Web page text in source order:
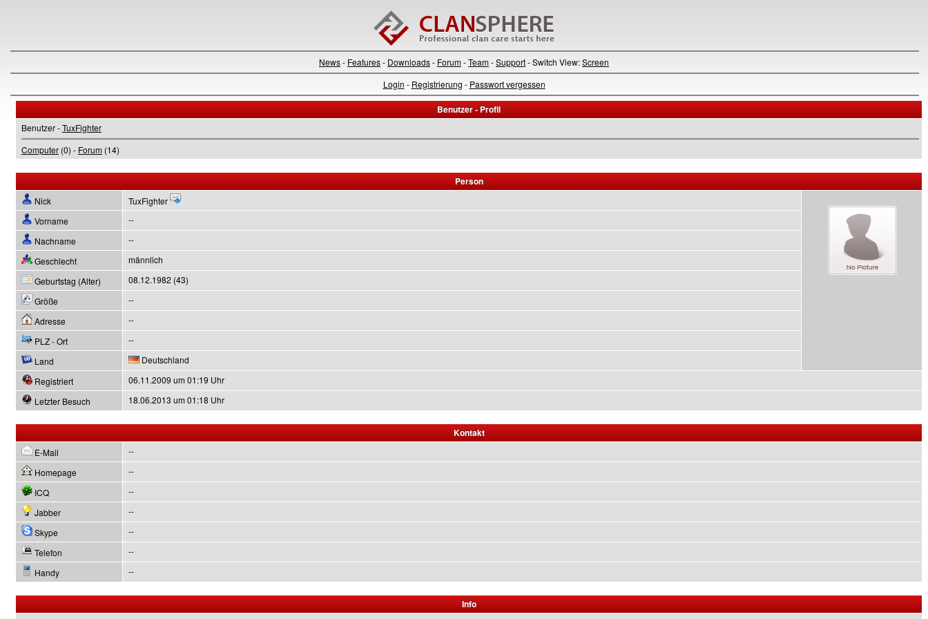
News- Features- Downloads- Forum-Team-Support- Switch View:Screen
Login - Registrierung - Passwort vergessen
Benutzer - Profil
Benutzer -TuxFighter
Computer (0) - Forum (14)
Person
Nick
TuxFighter
Vorname
--
Nachname
--
Geschlecht
männlich
Geburtstag (Alter)
08.12.1982 (43)
Größe
--
Adresse
--
PLZ - Ort
--
Land
Deutschland
Registriert
06.11.2009 um 01:19 Uhr
Letzter Besuch
18.06.2013 um 01:18 Uhr
Kontakt
E-Mail
--
Homepage
--
ICQ
--
Jabber
--
Skype
--
Telefon
--
Handy
--
Info